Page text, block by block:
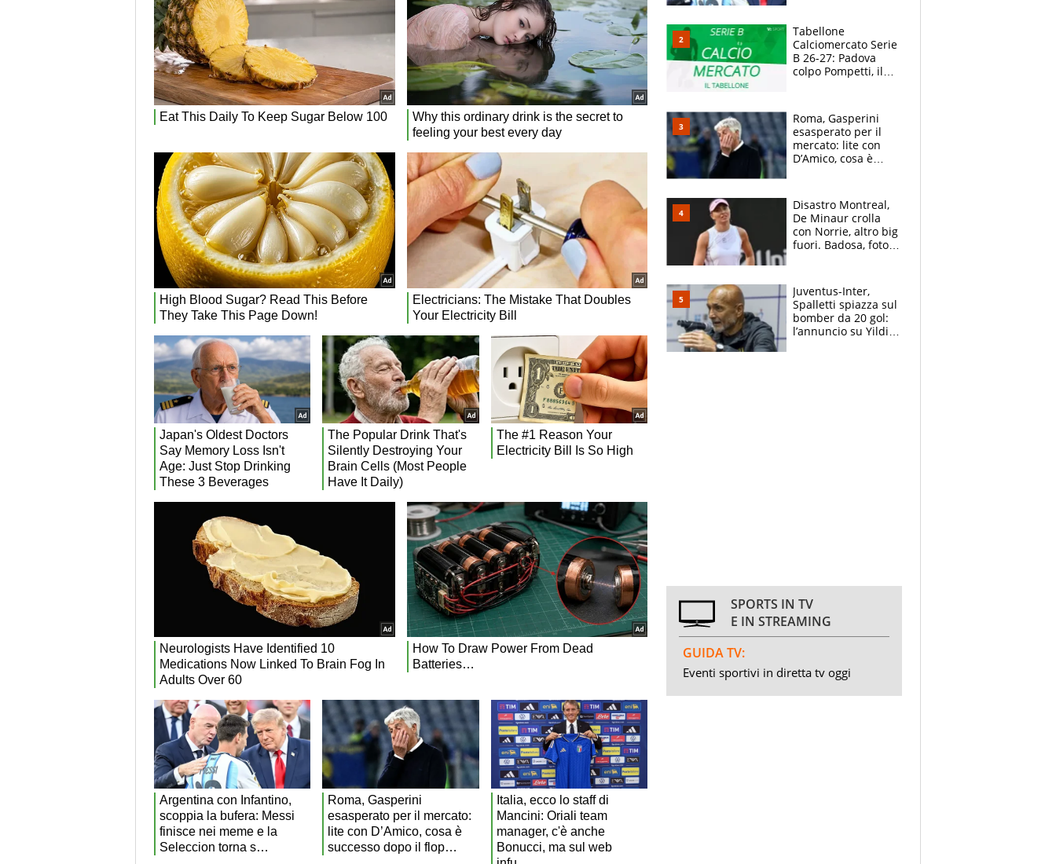
polemiche
Tabellone
Calciomercato Serie
B 26-27: Padova
colpo Pompetti, il
Roma, Gasperini
esasperato per il
mercato: lite con
D’Amico, cosa è
Disastro Montreal,
De Minaur crolla
con Norrie, altro big
fuori. Badosa, foto
Juventus-Inter,
Spalletti spiazza sul
bomber da 20 gol:
l’annuncio su Yildiz
SPORTS IN TV
E IN STREAMING
GUIDA TV:
Eventi sportivi in diretta tv oggi